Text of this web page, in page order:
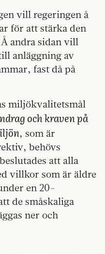
vill regeringen å
för att stärka den
andra sidan vill
anläggning av
fast då på
miljökvalitetsmål
och kraven på
, som är
behövs
att alla
villkor som är äldre
en 20-
de småskaliga
ner och